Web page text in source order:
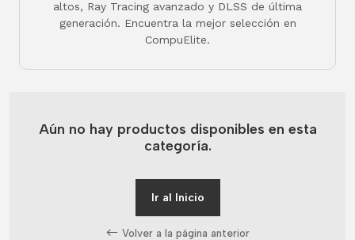
altos, Ray Tracing avanzado y DLSS de última
generación. Encuentra la mejor selección en
CompuElite.
Aún no hay productos disponibles en esta
categoría.
Ir al Inicio
Volver a la página anterior